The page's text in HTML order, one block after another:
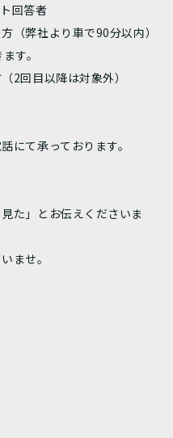
回答者
（弊社より車で90分以内）
す。
2回目以降は対象外）
にて承っております。
た」とお伝えくださいま
ませ。